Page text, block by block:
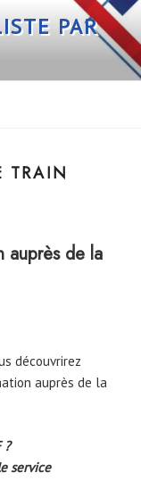
PAR
TRAIN
auprès de la
découvrirez
auprès de la
?
service